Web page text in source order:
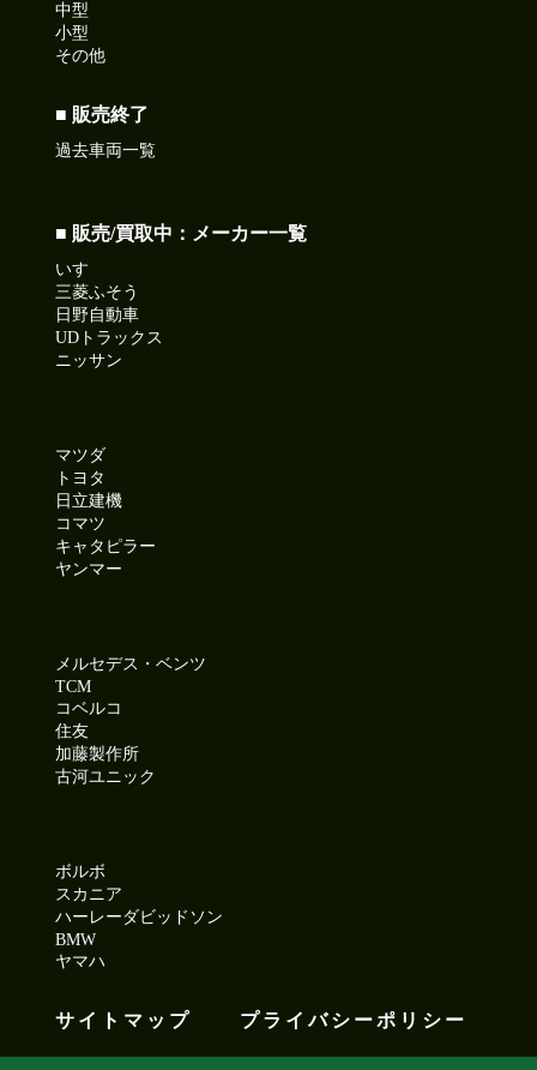
中型
小型
その他
■ 販売終了
過去車両一覧
■ 販売/買取中：メーカー一覧
いすゞ
三菱ふそう
日野自動車
UDトラックス
ニッサン
マツダ
トヨタ
日立建機
コマツ
キャタピラー
ヤンマー
メルセデス・ベンツ
TCM
コベルコ
住友
加藤製作所
古河ユニック
ボルボ
スカニア
ハーレーダビッドソン
BMW
ヤマハ
サイトマップ プライバシーポリシー